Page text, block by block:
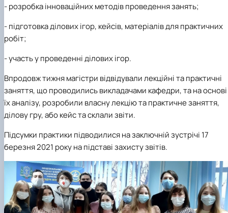
- розробка інноваційних методів проведення занять;
- підготовка ділових ігор, кейсів, матеріалів для практичних
робіт;
- участь у проведенні ділових ігор.
Впродовж тижня магістри відвідували лекційні та практичні
заняття, що проводились викладачами кафедри, та на основі
їх аналізу, розробили власну лекцію та практичне заняття,
ділову гру, або кейс та склали звіти.
Підсумки практики підводилися на заключній зустрічі 17
березня 2021 року на підставі захисту звітів.